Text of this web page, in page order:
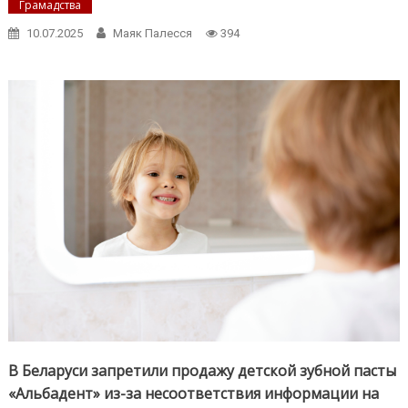
Грамадства
10.07.2025 Маяк Палесся 394
В Беларуси запретили продажу детской зубной пасты
«Альбадент» из-за несоответствия информации на